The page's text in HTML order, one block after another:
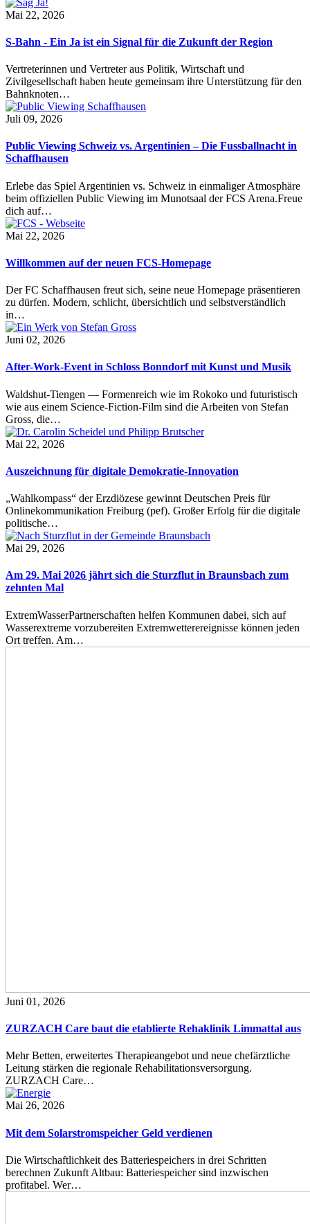
Mai 22, 2026
S-Bahn - Ein Ja ist ein Signal für die Zukunft der Region
Vertreterinnen und Vertreter aus Politik, Wirtschaft und
Zivilgesellschaft haben heute gemeinsam ihre Unterstützung für den
Bahnknoten…
Juli 09, 2026
Public Viewing Schweiz vs. Argentinien – Die Fussballnacht in
Schaffhausen
Erlebe das Spiel Argentinien vs. Schweiz in einmaliger Atmosphäre
beim offiziellen Public Viewing im Munotsaal der FCS Arena.Freue
dich auf…
Mai 22, 2026
Willkommen auf der neuen FCS-Homepage
Der FC Schaffhausen freut sich, seine neue Homepage präsentieren
zu dürfen. Modern, schlicht, übersichtlich und selbstverständlich
in…
Juni 02, 2026
After-Work-Event in Schloss Bonndorf mit Kunst und Musik
Waldshut-Tiengen — Formenreich wie im Rokoko und futuristisch
wie aus einem Science-Fiction-Film sind die Arbeiten von Stefan
Gross, die…
Mai 22, 2026
Auszeichnung für digitale Demokratie-Innovation
„Wahlkompass“ der Erzdiözese gewinnt Deutschen Preis für
Onlinekommunikation Freiburg (pef). Großer Erfolg für die digitale
politische…
Mai 29, 2026
Am 29. Mai 2026 jährt sich die Sturzflut in Braunsbach zum
zehnten Mal
ExtremWasserPartnerschaften helfen Kommunen dabei, sich auf
Wasserextreme vorzubereiten Extremwetterereignisse können jeden
Ort treffen. Am…
Juni 01, 2026
ZURZACH Care baut die etablierte Rehaklinik Limmattal aus
Mehr Betten, erweitertes Therapieangebot und neue chefärztliche
Leitung stärken die regionale Rehabilitationsversorgung.
ZURZACH Care…
Mai 26, 2026
Mit dem Solarstromspeicher Geld verdienen
Die Wirtschaftlichkeit des Batteriespeichers in drei Schritten
berechnen Zukunft Altbau: Batteriespeicher sind inzwischen
profitabel. Wer…